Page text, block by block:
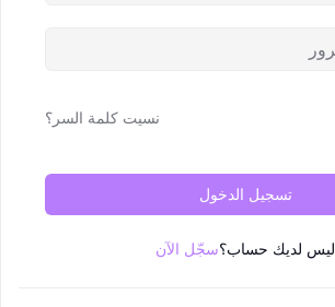
نسيت كلمة السر؟
تسجيل الدخول
ليس لديك حساب؟سجّل الآن